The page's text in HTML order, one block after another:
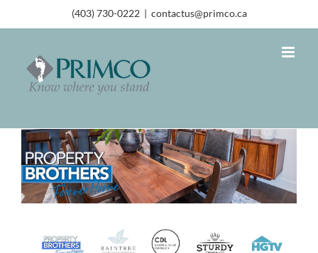
(403) 730-0222 | contactus@primco.ca